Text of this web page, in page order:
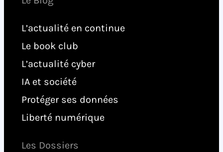
L’actualité en continue
Le book club
L’actualité cyber
IA et société
Protéger ses données
Liberté numérique
Les Dossiers